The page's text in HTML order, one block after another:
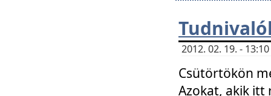
2012. 02. 19. -
Csütörtökön
Azokat, akik itt